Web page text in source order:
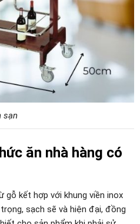
sạn
ăn nhà hàng có
kết hợp với khung viền inox
sạch sẽ và hiện đại, đồng